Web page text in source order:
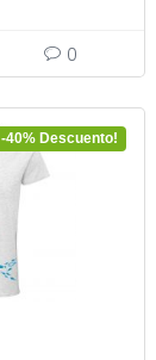
0
-40% Descuento!